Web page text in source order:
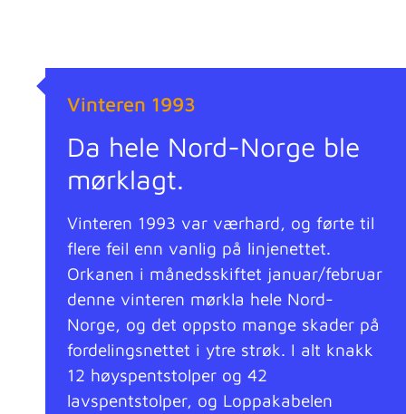
Vinteren 1993
Da hele Nord-Norge ble
mørklagt.
Vinteren 1993 var værhard, og førte til
flere feil enn vanlig på linjenettet.
Orkanen i månedsskiftet januar/februar
denne vinteren mørkla hele Nord-
Norge, og det oppsto mange skader på
fordelingsnettet i ytre strøk. I alt knakk
12 høyspentstolper og 42
lavspentstolper, og Loppakabelen